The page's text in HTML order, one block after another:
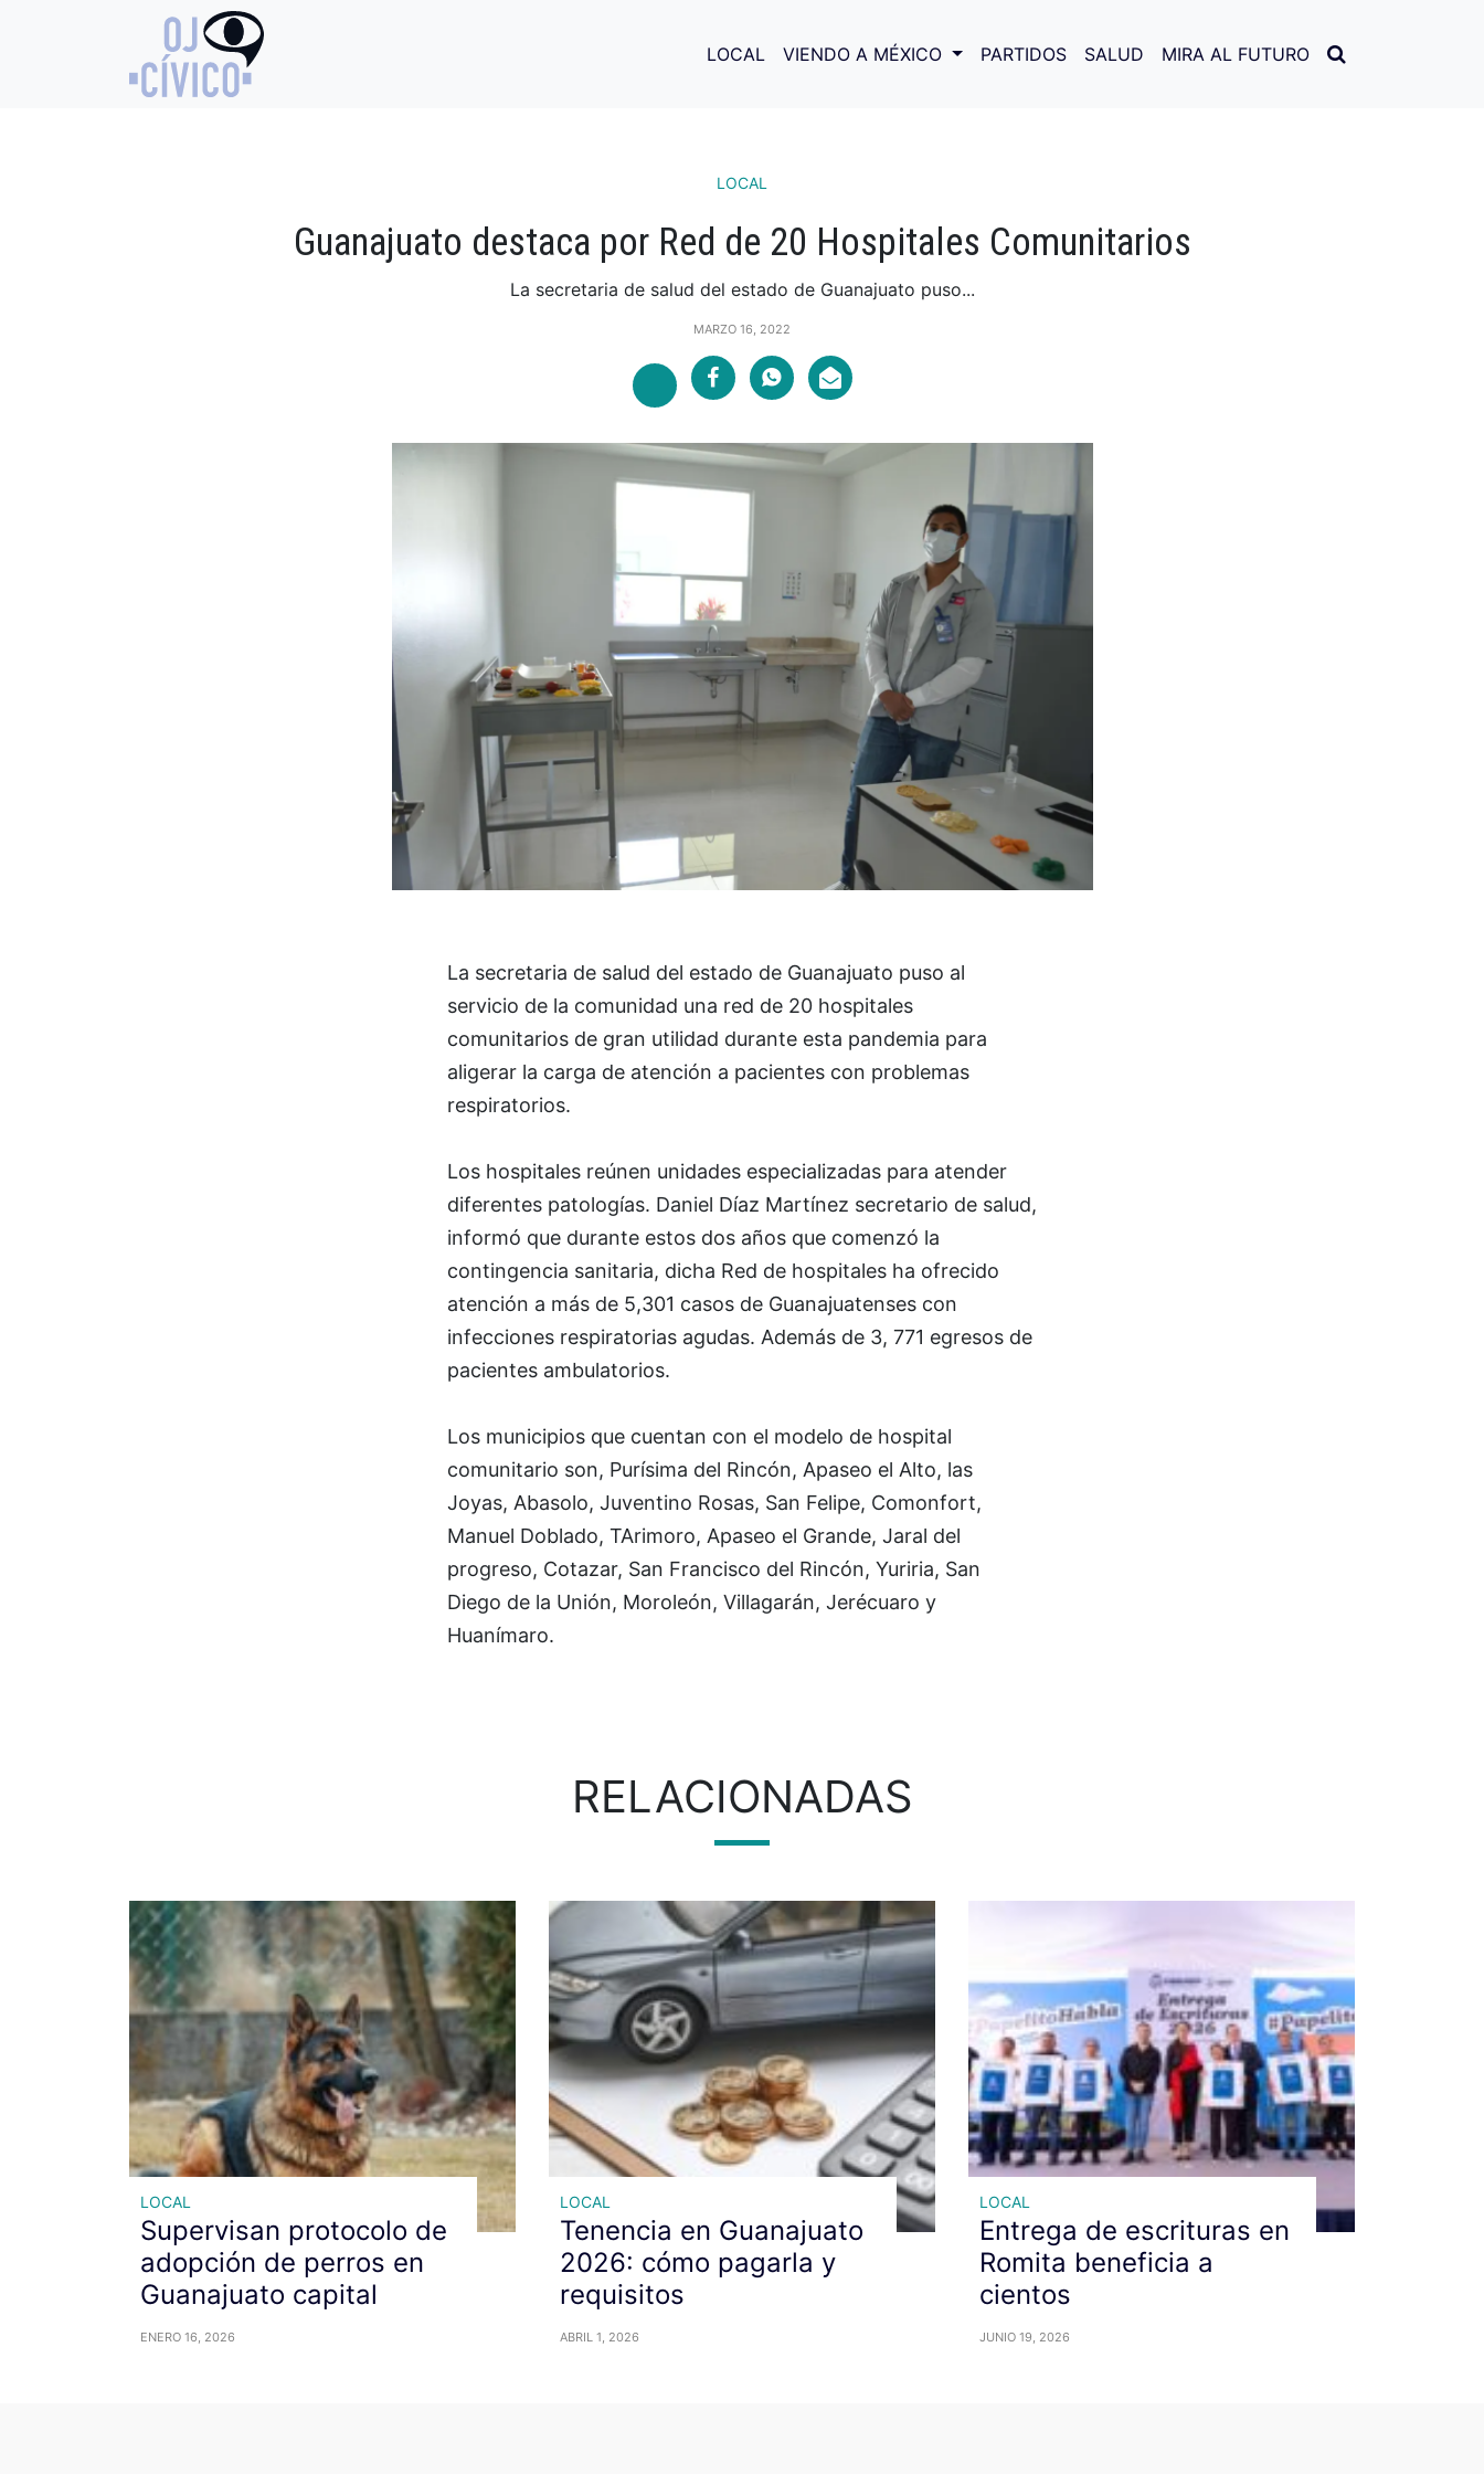
LOCAL VIENDO A MÉXICO PARTIDOS SALUD MIRA AL FUTURO
LOCAL
Guanajuato destaca por Red de 20 Hospitales Comunitarios
La secretaria de salud del estado de Guanajuato puso...
MARZO 16, 2022
La secretaria de salud del estado de Guanajuato puso al
servicio de la comunidad una red de 20 hospitales
comunitarios de gran utilidad durante esta pandemia para
aligerar la carga de atención a pacientes con problemas
respiratorios.
Los hospitales reúnen unidades especializadas para atender
diferentes patologías. Daniel Díaz Martínez secretario de salud,
informó que durante estos dos años que comenzó la
contingencia sanitaria, dicha Red de hospitales ha ofrecido
atención a más de 5,301 casos de Guanajuatenses con
infecciones respiratorias agudas. Además de 3, 771 egresos de
pacientes ambulatorios.
Los municipios que cuentan con el modelo de hospital
comunitario son, Purísima del Rincón, Apaseo el Alto, las
Joyas, Abasolo, Juventino Rosas, San Felipe, Comonfort,
Manuel Doblado, TArimoro, Apaseo el Grande, Jaral del
progreso, Cotazar, San Francisco del Rincón, Yuriria, San
Diego de la Unión, Moroleón, Villagarán, Jerécuaro y
Huanímaro.
RELACIONADAS
LOCAL
Supervisan protocolo de
adopción de perros en
Guanajuato capital
ENERO 16, 2026
LOCAL
Tenencia en Guanajuato
2026: cómo pagarla y
requisitos
ABRIL 1, 2026
LOCAL
Entrega de escrituras en
Romita beneficia a
cientos
JUNIO 19, 2026